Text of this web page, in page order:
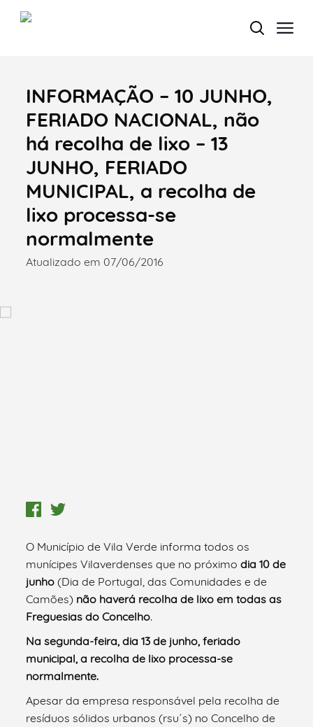
Termo de Pesquisa
Categorias gerais
Filtros
INFORMAÇÃO – 10 JUNHO,
FERIADO NACIONAL, não
há recolha de lixo – 13
JUNHO, FERIADO
MUNICIPAL, a recolha de
lixo processa-se
normalmente
Atualizado em 07/06/2016
O Município de Vila Verde informa todos os
munícipes Vilaverdenses que no próximodia 10 de
junho (Dia de Portugal, das Comunidades e de
Camões) não haverá recolha de lixo em todas as
Freguesias do Concelho.
Na segunda-feira, dia 13 de junho, feriado
municipal, a recolha de lixo processa-se
normalmente.
Apesar da empresa responsável pela recolha de
resíduos sólidos urbanos (rsu´s) no Concelho de